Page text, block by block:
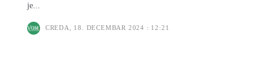
je...
CREDA, 18. DECEMBAR 2024 : 12:21